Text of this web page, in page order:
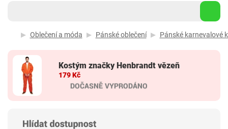
Oblečení a móda Pánské oblečení Pánské karnevalové
Kostým značky Henbrandt vězeň
179 Kč